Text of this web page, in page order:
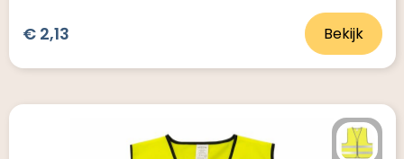
€ 2,13 Bekijk